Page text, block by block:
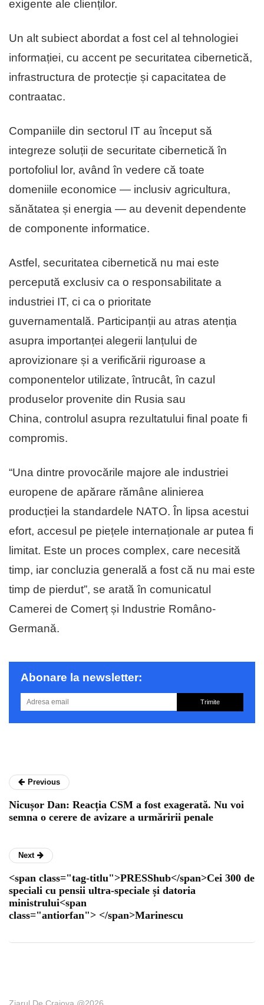
exigente ale clienților.
Un alt subiect abordat a fost cel al tehnologiei
informației, cu accent pe securitatea cibernetică,
infrastructura de protecție și capacitatea de
contraatac.
Companiile din sectorul IT au început să
integreze soluții de securitate cibernetică în
portofoliul lor, având în vedere că toate
domeniile economice — inclusiv agricultura,
sănătatea și energia — au devenit dependente
de componente informatice.
Astfel, securitatea cibernetică nu mai este
percepută exclusiv ca o responsabilitate a
industriei IT, ci ca o prioritate
guvernamentală. Participanții au atras atenția
asupra importanței alegerii lanțului de
aprovizionare și a verificării riguroase a
componentelor utilizate, întrucât, în cazul
produselor provenite din Rusia sau
China, controlul asupra rezultatului final poate fi
compromis.
“Una dintre provocările majore ale industriei
europene de apărare rămâne alinierea
producției la standardele NATO. În lipsa acestui
efort, accesul pe piețele internaționale ar putea fi
limitat. Este un proces complex, care necesită
timp, iar concluzia generală a fost că nu mai este
timp de pierdut”, se arată în comunicatul
Camerei de Comerț și Industrie Româno-
Germană.
Abonare la newsletter:
Trimite
Previous
Nicușor Dan: Reacția CSM a fost exagerată. Nu voi
semna o cerere de avizare a urmăririi penale
Next
<span class="tag-titlu">PRESShub</span>Cei 300 de
speciali cu pensii ultra-speciale și datoria
ministrului<span
class="antiorfan"> </span>Marinescu